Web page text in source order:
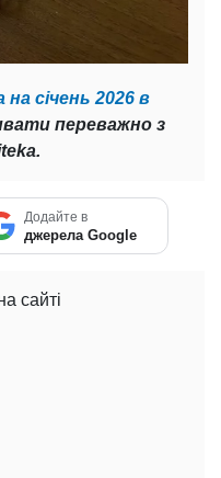
на січень 2026 в
переважно з
Додайте в
джерела Google
сайті